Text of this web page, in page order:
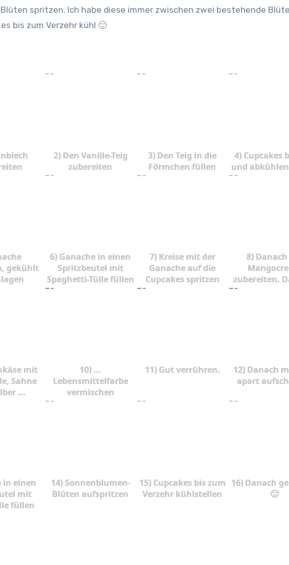
spritzen. Ich habe diese immer zwischen zwei bestehende
bis zum Verzehr kühl 🙂
2) Den Vanille-Teig
zubereiten
3) Den Teig in die
Förmchen füllen
4) Cupcakes
und
gekühlt
6) Ganache in einen
Spritzbeutel mit
Spaghetti-Tülle füllen
7) Kreise mit der
Ganache auf die
Cupcakes spritzen
8)
zubereiten.
mit
Sahne
...
10) ...
Lebensmittelfarbe
vermischen
11) Gut verrühren.
12) Danach
apart
in einen
mit
füllen
14) Sonnenblumen-
Blüten aufspritzen
15) Cupcakes bis zum
Verzehr kühlstellen
16) Danach
🙂